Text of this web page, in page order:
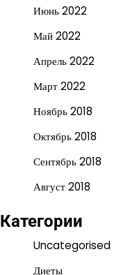
Июнь 2022
Май 2022
Апрель 2022
Март 2022
Ноябрь 2018
Октябрь 2018
Сентябрь 2018
Август 2018
Категории
Uncategorised
Диеты